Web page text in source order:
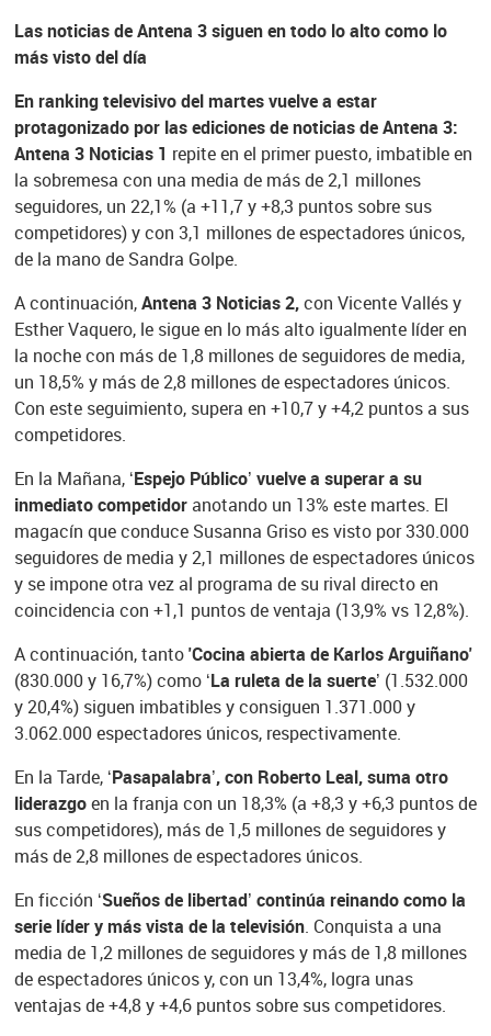
Las noticias de Antena 3 siguen en todo lo alto como lo
más visto del día
En ranking televisivo del martes vuelve a estar
protagonizado por las ediciones de noticias de Antena 3:
Antena 3 Noticias 1 repite en el primer puesto, imbatible en
la sobremesa con una media de más de 2,1 millones
seguidores, un 22,1% (a +11,7 y +8,3 puntos sobre sus
competidores) y con 3,1 millones de espectadores únicos,
de la mano de Sandra Golpe.
A continuación,Antena 3 Noticias 2,con Vicente Vallés y
Esther Vaquero, le sigue en lo más alto igualmente líder en
la noche con más de 1,8 millones de seguidores de media,
un 18,5% y más de 2,8 millones de espectadores únicos.
Con este seguimiento, supera en +10,7 y +4,2 puntos a sus
competidores.
En la Mañana, ‘Espejo Público’ vuelve a superar a su
inmediato competidoranotando un 13% este martes. El
magacín que conduce Susanna Griso es visto por 330.000
seguidores de media y 2,1 millones de espectadores únicos
y se impone otra vez al programa de su rival directo en
coincidencia con +1,1 puntos de ventaja (13,9% vs 12,8%).
A continuación, tanto'Cocina abierta de Karlos Arguiñano'
(830.000 y 16,7%) como ‘La ruleta de la suerte’ (1.532.000
y 20,4%) siguen imbatibles y consiguen 1.371.000 y
3.062.000 espectadores únicos, respectivamente.
En la Tarde, ‘Pasapalabra’, con Roberto Leal, suma otro
liderazgoen la franja con un 18,3% (a +8,3 y +6,3 puntos de
sus competidores), más de 1,5 millones de seguidores y
más de 2,8 millones de espectadores únicos.
En ficción ‘Sueños de libertad’ continúa reinando como la
serie líder y más vista de la televisión. Conquista a una
media de 1,2 millones de seguidores y más de 1,8 millones
de espectadores únicos y, con un 13,4%, logra unas
ventajas de +4,8 y +4,6 puntos sobre sus competidores.